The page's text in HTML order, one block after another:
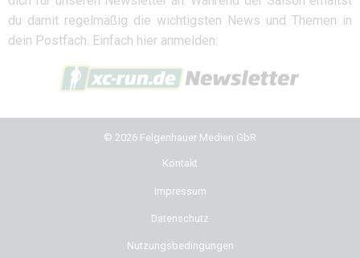
du damit regelmäßig die wichtigsten News und Themen in
dein Postfach. Einfach hier anmelden:
© 2026 Felgenhauer Medien GbR
Kontakt
Impressum
Datenschutz
Nutzungsbedingungen